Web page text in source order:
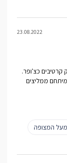
23.08.2022
קרטיבים כצ'ופר.
ממליצים
מעל המצופה